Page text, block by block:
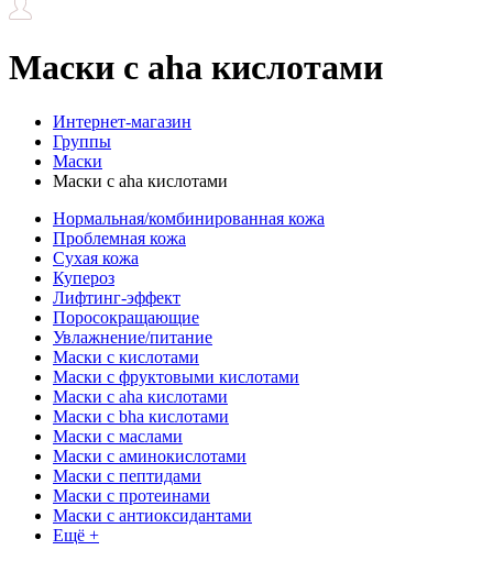
Маски с aha кислотами
Интернет-магазин
Группы
Маски
Маски с aha кислотами
Нормальная/комбинированная кожа
Проблемная кожа
Сухая кожа
Купероз
Лифтинг-эффект
Поросокращающие
Увлажнение/питание
Маски с кислотами
Маски с фруктовыми кислотами
Маски с aha кислотами
Маски с bha кислотами
Маски с маслами
Маски с аминокислотами
Маски с пептидами
Маски с протеинами
Маски с антиоксидантами
Ещё +